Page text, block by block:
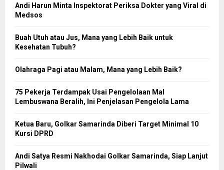
Andi Harun Minta Inspektorat Periksa Dokter yang Viral di
Medsos
Buah Utuh atau Jus, Mana yang Lebih Baik untuk
Kesehatan Tubuh?
Olahraga Pagi atau Malam, Mana yang Lebih Baik?
75 Pekerja Terdampak Usai Pengelolaan Mal
Lembuswana Beralih, Ini Penjelasan Pengelola Lama
Ketua Baru, Golkar Samarinda Diberi Target Minimal 10
Kursi DPRD
Andi Satya Resmi Nakhodai Golkar Samarinda, Siap Lanjut
Pilwali